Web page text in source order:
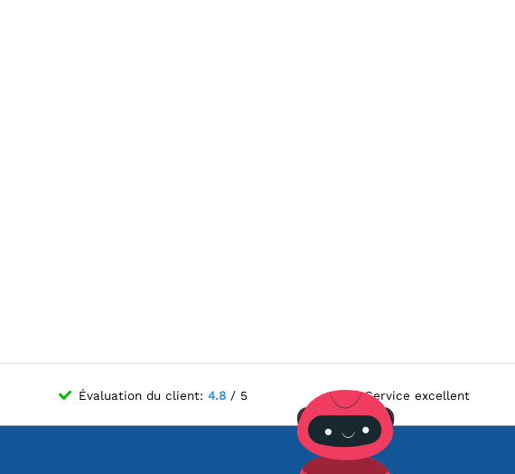
Évaluation du client: 4.8 / 5 Service excellent